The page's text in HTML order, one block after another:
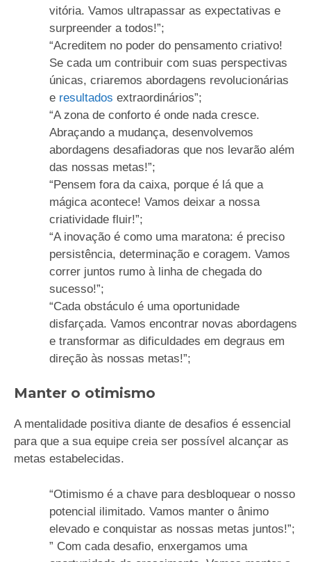
vitória. Vamos ultrapassar as expectativas e
surpreender a todos!”;
“Acreditem no poder do pensamento criativo!
Se cada um contribuir com suas perspectivas
únicas, criaremos abordagens revolucionárias
e resultados extraordinários”;
“A zona de conforto é onde nada cresce.
Abraçando a mudança, desenvolvemos
abordagens desafiadoras que nos levarão além
das nossas metas!”;
“Pensem fora da caixa, porque é lá que a
mágica acontece! Vamos deixar a nossa
criatividade fluir!”;
“A inovação é como uma maratona: é preciso
persistência, determinação e coragem. Vamos
correr juntos rumo à linha de chegada do
sucesso!”;
“Cada obstáculo é uma oportunidade
disfarçada. Vamos encontrar novas abordagens
e transformar as dificuldades em degraus em
direção às nossas metas!”;
Manter o otimismo
A mentalidade positiva diante de desafios é essencial
para que a sua equipe creia ser possível alcançar as
metas estabelecidas.
“Otimismo é a chave para desbloquear o nosso
potencial ilimitado. Vamos manter o ânimo
elevado e conquistar as nossas metas juntos!”;
” Com cada desafio, enxergamos uma